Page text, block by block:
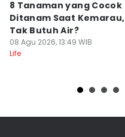
8 Tanaman yang Cocok
Ditanam Saat Kemarau,
Tak Butuh Air?
08 Agu 2026, 13:49 WIB
Life